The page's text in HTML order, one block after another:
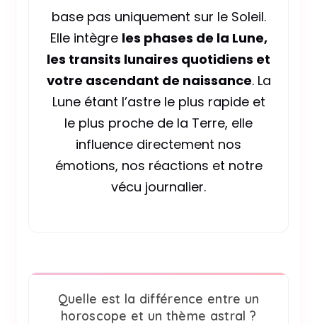
base pas uniquement sur le Soleil.
Elle intègre les phases de la Lune,
les transits lunaires quotidiens et
votre ascendant de naissance. La
Lune étant l’astre le plus rapide et
le plus proche de la Terre, elle
influence directement nos
émotions, nos réactions et notre
vécu journalier.
Quelle est la différence entre un
horoscope et un thème astral ?